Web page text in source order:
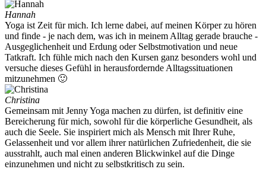
Hannah
Yoga ist Zeit für mich. Ich lerne dabei, auf meinen Körper zu hören
und finde - je nach dem, was ich in meinem Alltag gerade brauche -
Ausgeglichenheit und Erdung oder Selbstmotivation und neue
Tatkraft. Ich fühle mich nach den Kursen ganz besonders wohl und
versuche dieses Gefühl in herausfordernde Alltagssituationen
mitzunehmen 🙂
Christina
Gemeinsam mit Jenny Yoga machen zu dürfen, ist definitiv eine
Bereicherung für mich, sowohl für die körperliche Gesundheit, als
auch die Seele. Sie inspiriert mich als Mensch mit Ihrer Ruhe,
Gelassenheit und vor allem ihrer natürlichen Zufriedenheit, die sie
ausstrahlt, auch mal einen anderen Blickwinkel auf die Dinge
einzunehmen und nicht zu selbstkritisch zu sein.